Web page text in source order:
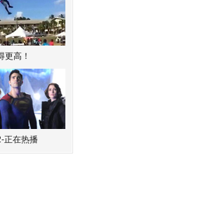
更高！
正在热播